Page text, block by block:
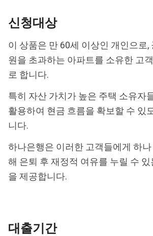
신청대상
이 상품은 만 60세 이상인 개인으로,
원을 초과하는 아파트를 소유한 고
로 합니다.
특히 자산 가치가 높은 주택 소유자
활용하여 현금 흐름을 확보할 수 있
니다.
하나은행은 이러한 고객들에게 하
해 은퇴 후 재정적 여유를 누릴 수
을 제공합니다.
대출기간